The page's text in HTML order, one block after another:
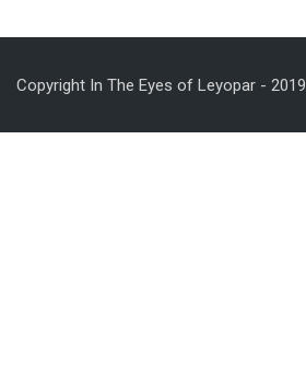
Copyright In The Eyes of Leyopar - 2019